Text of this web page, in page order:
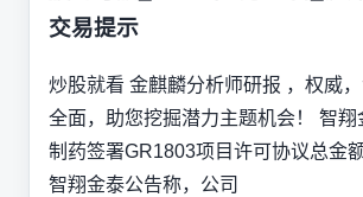
交易提示
炒股就看 金麒麟分析师研报 ，权威，
全面，助您挖掘潜力主题机会！ 智翔
制药签署GR1803项目许可协议总金
智翔金泰公告称，公司